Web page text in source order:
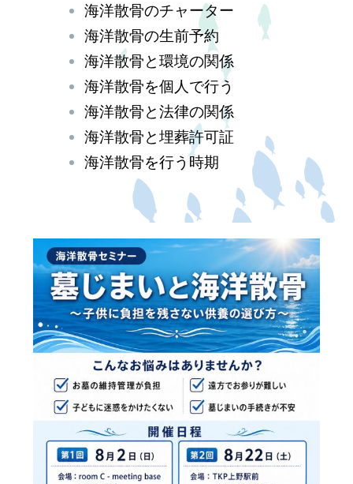
海洋散骨のチャーター
海洋散骨の生前予約
海洋散骨と環境の関係
海洋散骨を個人で行う
海洋散骨と法律の関係
海洋散骨と埋葬許可証
海洋散骨を行う時期